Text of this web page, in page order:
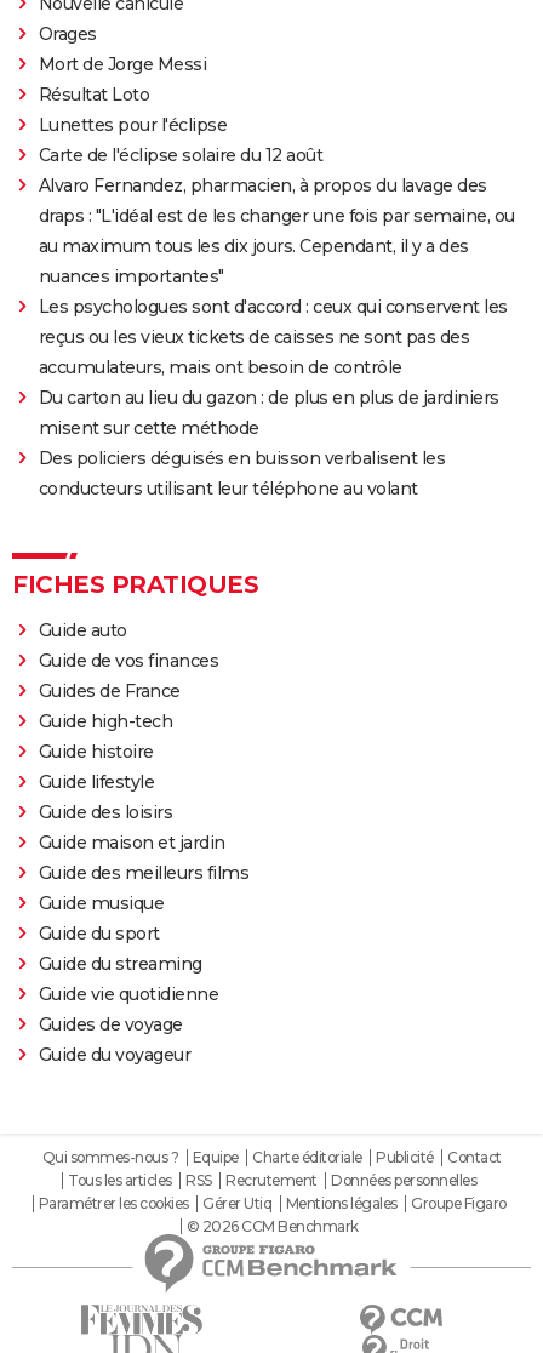
Orages
Mort de Jorge Messi
Résultat Loto
Lunettes pour l'éclipse
Carte de l'éclipse solaire du 12 août
Alvaro Fernandez, pharmacien, à propos du lavage des
draps : "L'idéal est de les changer une fois par semaine, ou
au maximum tous les dix jours. Cependant, il y a des
nuances importantes"
Les psychologues sont d'accord : ceux qui conservent les
reçus ou les vieux tickets de caisses ne sont pas des
accumulateurs, mais ont besoin de contrôle
Du carton au lieu du gazon : de plus en plus de jardiniers
misent sur cette méthode
Des policiers déguisés en buisson verbalisent les
conducteurs utilisant leur téléphone au volant
FICHES PRATIQUES
Guide auto
Guide de vos finances
Guides de France
Guide high-tech
Guide histoire
Guide lifestyle
Guide des loisirs
Guide maison et jardin
Guide des meilleurs films
Guide musique
Guide du sport
Guide du streaming
Guide vie quotidienne
Guides de voyage
Guide du voyageur
Qui sommes-nous ? Equipe Charte éditoriale Publicité
Contact
Tous les articles
RSS Recrutement
Données personnelles
Paramétrer les cookies
Gérer Utiq Mentions légales
Groupe Figaro
© 2026 CCM Benchmark